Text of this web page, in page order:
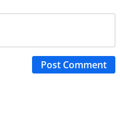
Post Comment